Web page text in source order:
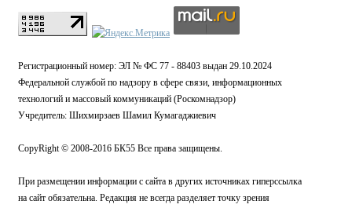
Регистрационный номер: ЭЛ № ФС 77 - 88403 выдан 29.10.2024
Федеральной службой по надзору в сфере связи, информационных
технологий и массовый коммуникаций (Роскомнадзор)
Учредитель: Шихмирзаев Шамил Кумагаджиевич
CopyRight © 2008-2016 БК55 Все права защищены.
При размещении информации с сайта в других источниках гиперссылка
на сайт обязательна. Редакция не всегда разделяет точку зрения